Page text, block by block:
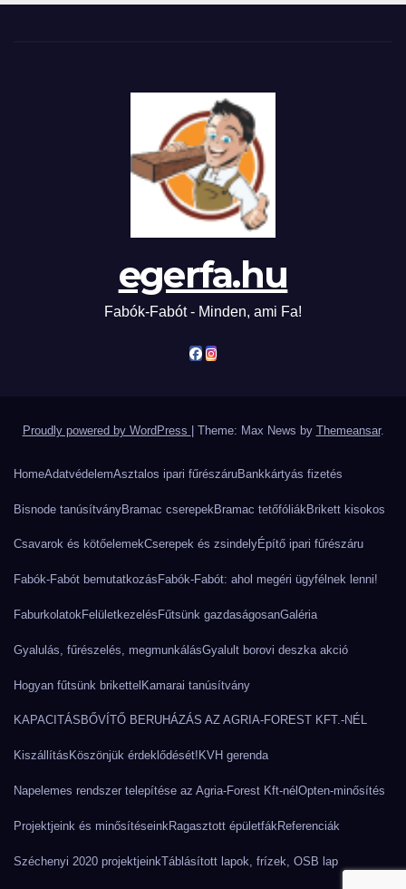
egerfa.hu
Fabók-Fabót - Minden, ami Fa!
Proudly powered by WordPress | Theme: Max News by Themeansar.
HomeAdatvédelemAsztalos ipari fűrészáruBankkártyás fizetés
Bisnode tanúsítványBramac cserepekBramac tetőfóliákBrikett kisokos
Csavarok és kötőelemekCserepek és zsindelyÉpítő ipari fűrészáru
Fabók-Fabót bemutatkozás Fabók-Fabót: ahol megéri ügyfélnek lenni!
FaburkolatokFelületkezelés Fűtsünk gazdaságosanGaléria
Gyalulás, fűrészelés, megmunkálásGyalult borovi deszka akció
Hogyan fűtsünk brikettelKamarai tanúsítvány
KAPACITÁSBŐVÍTŐ BERUHÁZÁS AZ AGRIA-FOREST KFT.-NÉL
Kiszállítás Köszönjük érdeklődését! KVH gerenda
Napelemes rendszer telepítése az Agria-Forest Kft-nél Opten-minősítés
Projektjeink és minősítéseinkRagasztott épületfákReferenciák
Széchenyi 2020 projektjeinkTáblásított lapok, frízek, OSB lap